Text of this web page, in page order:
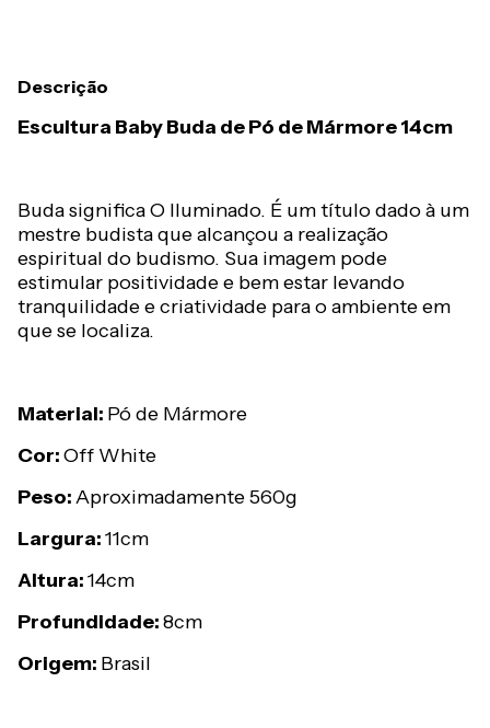
Descrição
Escultura Baby Buda de Pó de Mármore 14cm
Buda significa O Iluminado. É um título dado à um
mestre budista que alcançou a realização
espiritual do budismo. Sua imagem pode
estimular positividade e bem estar levando
tranquilidade e criatividade para o ambiente em
que se localiza.
Material: Pó de Mármore
Cor:Off White
Peso:Aproximadamente 560g
Largura:11cm
Altura:14cm
Profundidade:8cm
Origem: Brasil